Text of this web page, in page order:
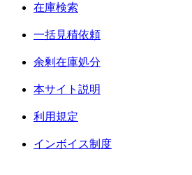
在庫検索
一括見積依頼
余剰在庫処分
本サイト説明
利用規定
インボイス制度